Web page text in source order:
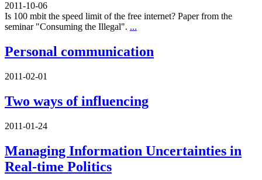
2011-10-06
Is 100 mbit the speed limit of the free internet? Paper from the
seminar "Consuming the Illegal". ...
Personal communication
2011-02-01
Two ways of influencing
2011-01-24
Managing Information Uncertainties in
Real-time Politics